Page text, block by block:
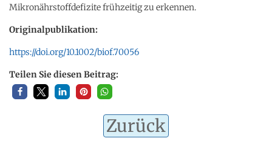
Mikronährstoffdefizite frühzeitig zu erkennen.
Originalpublikation:
https://doi.org/10.1002/biof.70056
Teilen Sie diesen Beitrag:
Zurück